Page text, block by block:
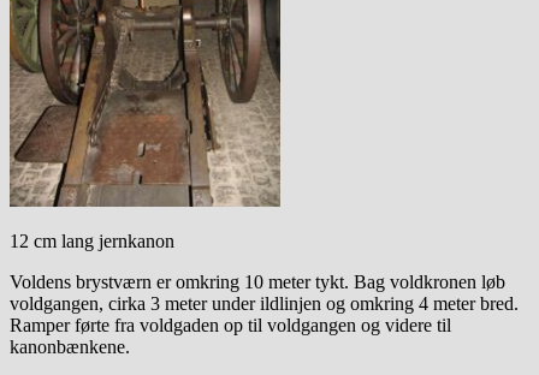
12 cm lang jernkanon
Voldens brystværn er omkring 10 meter tykt. Bag voldkronen løb
voldgangen, cirka 3 meter under ildlinjen og omkring 4 meter bred.
Ramper førte fra voldgaden op til voldgangen og videre til
kanonbænkene.